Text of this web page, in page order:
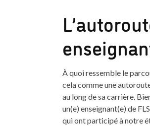
À quoi ressemble le
cela comme une
au long de sa carrière.
un(e) enseignant(e) de
qui ont participé à notre